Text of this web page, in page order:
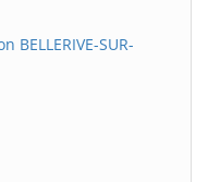
SUR-